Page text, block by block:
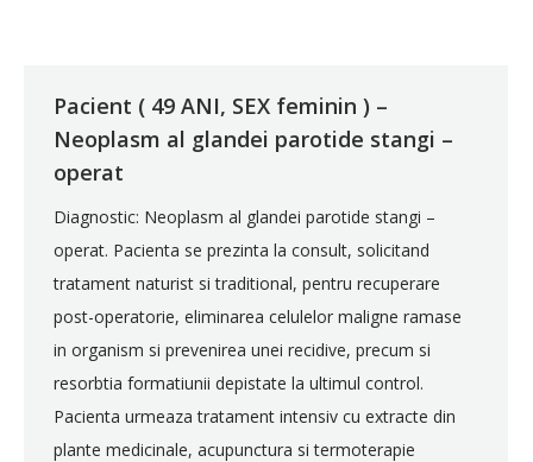
Pacient ( 49 ANI, SEX feminin ) –
Neoplasm al glandei parotide stangi –
operat
Diagnostic: Neoplasm al glandei parotide stangi –
operat. Pacienta se prezinta la consult, solicitand
tratament naturist si traditional, pentru recuperare
post-operatorie, eliminarea celulelor maligne ramase
in organism si prevenirea unei recidive, precum si
resorbtia formatiunii depistate la ultimul control.
Pacienta urmeaza tratament intensiv cu extracte din
plante medicinale, acupunctura si termoterapie